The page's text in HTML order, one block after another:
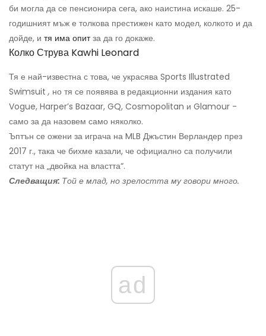
би могла да се пенсионира сега, ако наистина искаше. 25-
годишният мъж е толкова престижен като модел, колкото и да
дойде, и тя има опитза да го докаже.
Колко Струва Kawhi Leonard
Тя е най-известна с това, че украсява Sports Illustrated
Swimsuit , но тя се появява в редакционни издания като
Vogue, Harper’s Bazaar, GQ, Cosmopolitan и Glamour -
само за да назовем само няколко.
Ъптън се ожени за играча на MLB Джъстин Верландер през
2017 г., така че бихме казали, че официално са получили
статут на „двойка на властта“.
Следващия: Той е млад, но зрелостта му говори много.
ad